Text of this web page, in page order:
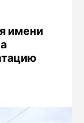
имени